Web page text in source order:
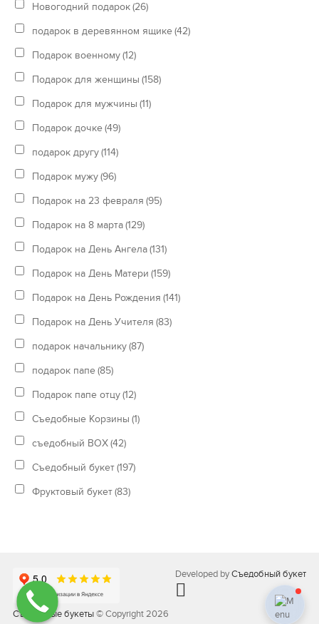
Новогодний подарок(26)
подарок в деревянном ящике(42)
Подарок военному(12)
Подарок для женщины (158)
Подарок для мужчины (11)
Подарок дочке(49)
подарок другу(114)
Подарок мужу(96)
Подарок на 23 февраля (95)
Подарок на 8 марта(129)
Подарок на День Ангела(131)
Подарок на День Матери (159)
Подарок на День Рождения (141)
Подарок на День Учителя (83)
подарок начальнику(87)
подарок папе(85)
Подарок папе отцу(12)
Съедобные Корзины (1)
съедобный BOX(42)
Съедобный букет(197)
Фруктовый букет(83)
Съедобные букеты© Copyright 2026
Developed byСъедобный букет